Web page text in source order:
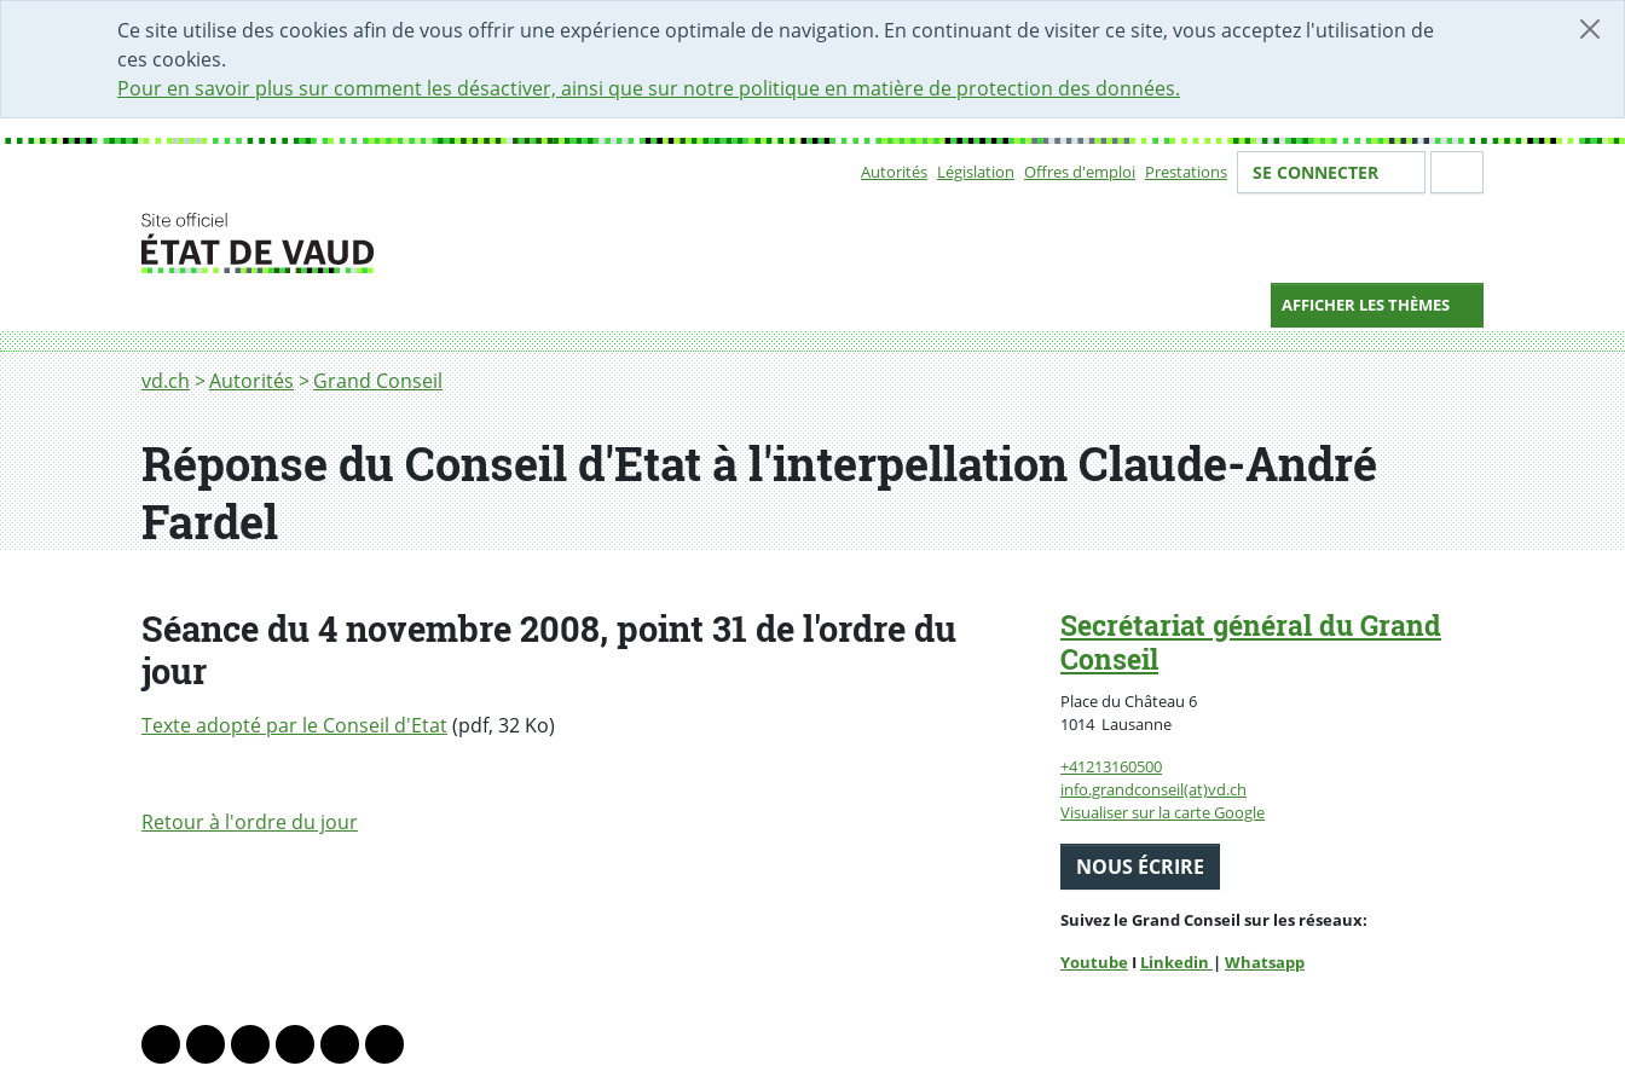
Ce site utilise des cookies afin de vous offrir une expérience optimale de navigation. En continuant de visiter ce site, vous acceptez l'utilisation de
ces cookies.
Pour en savoir plus sur comment les désactiver, ainsi que sur notre politique en matière de protection des données.
DÉBUT DU CONTENU DE LA PAGE
ACCÈS AU CHAMP DE RECHERCHE
PAGE D'ACCUEIL
FORMULAIRE DE CONTACT
Autorités Législation Offres d'emploi Prestations Votre identité
SE CONNECTER
AFFICHER LES THÈMES
Fil d'Ariane
vd.ch Autorités Grand Conseil
Réponse du Conseil d'Etat à l'interpellation Claude-André
Fardel
Séance du 4 novembre 2008, point 31 de l'ordre du
jour
Texte adopté par le Conseil d'Etat(pdf, 32 Ko)
Retour à l'ordre du jour
Secrétariat général du Grand
Conseil
Place du Château 6
1014 LausanneSuisse
+41213160500
info.grandconseil(at)vd.ch
Visualiser sur la carte Google
NOUS ÉCRIRE
Suivez le Grand Conseil sur les réseaux:
Youtube I Linkedin | Whatsapp
Lien vers le profil Mastodon
Lien vers le profil Bluesky
Lien vers le profil Instagram
Lien vers le profil Linkedin
Lien vers le profil Facebook
Lien vers le profil Twitter